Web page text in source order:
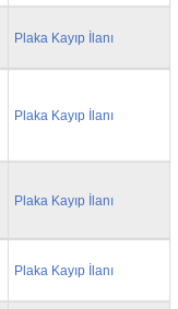
Plaka Kayıp İlanı
Plaka Kayıp İlanı
Plaka Kayıp İlanı
Plaka Kayıp İlanı